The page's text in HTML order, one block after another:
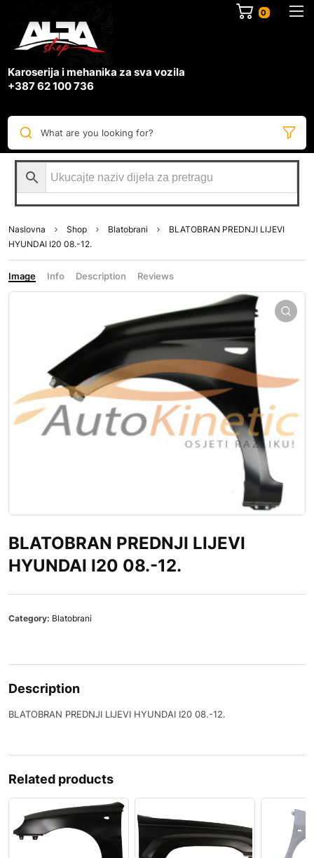
0
Karoserija i mehanika za sva vozila
+387 62 100 736
What are you looking for?
Naslovna Shop Blatobrani
BLATOBRAN PREDNJI LIJEVI
HYUNDAI I20 08.-12.
Image Info Description Reviews
BLATOBRAN PREDNJI LIJEVI
HYUNDAI I20 08.-12.
Category: Blatobrani
Description
BLATOBRAN PREDNJI LIJEVI HYUNDAI I20 08.-12.
Related products